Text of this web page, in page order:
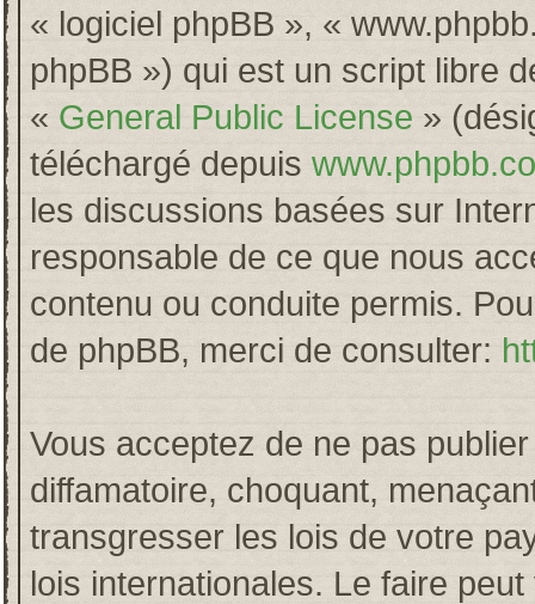
« logiciel phpBB », «
phpBB ») qui est un script libre
« General Public License »
téléchargé depuis
les discussions basées sur
responsable de ce que nous
contenu ou conduite permis.
de phpBB, merci de consulter:
Vous acceptez de ne pas
diffamatoire, choquant,
transgresser les lois de votre
lois internationales. Le faire